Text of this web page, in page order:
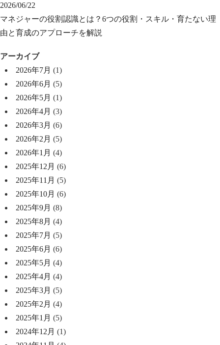
2026/06/22
マネジャーの役割認識とは？6つの役割・スキル・育たない理
由と育成のアプローチを解説
アーカイブ
2026年7月 (1)
2026年6月 (5)
2026年5月 (1)
2026年4月 (3)
2026年3月 (6)
2026年2月 (5)
2026年1月 (4)
2025年12月 (6)
2025年11月 (5)
2025年10月 (6)
2025年9月 (8)
2025年8月 (4)
2025年7月 (5)
2025年6月 (6)
2025年5月 (4)
2025年4月 (4)
2025年3月 (5)
2025年2月 (4)
2025年1月 (5)
2024年12月 (1)